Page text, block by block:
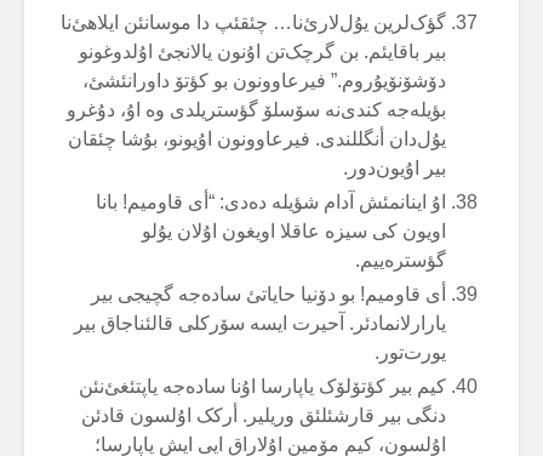
گؤک‌لرین یۇل‌لارئ‌نا… چئقئپ دا موسانئن ایلاهئ‌نا
بیر باقایئم. بن گرچک‌تن اۇنون یالانجئ اۇلدوغونو
دۆشۆنۆیۇروم.” فیرعاوونون بو کؤتۆ داورانئشئ،
بؤیلەجە کندی‌نە سۆسلۆ گؤستریلدی وە اۇ، دۇغرو
یۇل‌دان أنگللندی. فیرعاوونون اۇیونو، بۇشا چئقان
بیر اۇیون‌دور.
اۇ اینانمئش آدام شؤیلە دەدی: “أی قاومیم! بانا
اویون کی سیزە عاقلا اویغون اۇلان یۇلو
گؤسترەییم.
أی قاومیم! بو دۆنیا حایاتئ سادەجە گچیجی بیر
یارارلانمادئر. آحیرت ایسە سۆرکلی قالئناجاق بیر
یورت‌تور.
کیم بیر کؤتۆلۆک یاپارسا اۇنا سادەجە یاپتئغئ‌نئن
دنگی بیر قارشئلئق وریلیر. أرکک اۇلسون قادئن
اۇلسون، کیم مۆمین اۇلاراق ایی ایش یاپارسا؛